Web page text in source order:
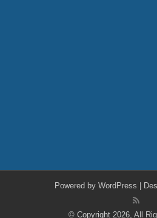
Powered by WordPress |
© Copyright 2026, All